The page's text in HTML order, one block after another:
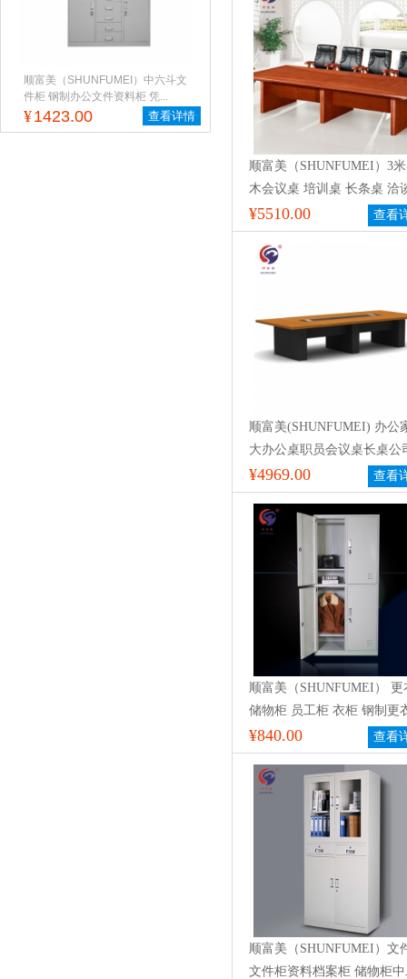
顺富美（SHUNFUMEI）中六斗文
件柜 钢制办公文件资料柜 凭...
¥1423.00 查看详情
顺富美（SHUNFUMEI）3
木会议桌 培训桌 长条桌 洽
会议室接待桌
¥5510.00 查看
顺富美(SHUNFUMEI) 办公
大办公桌职员会议桌长桌公
业培训桌商务洽谈桌 定制桌
¥4969.00 查看
顺富美（SHUNFUMEI） 更
储物柜 员工柜 衣柜 钢制更
定制柜
¥840.00 查看
顺富美（SHUNFUMEI）文
文件柜资料档案柜 储物柜